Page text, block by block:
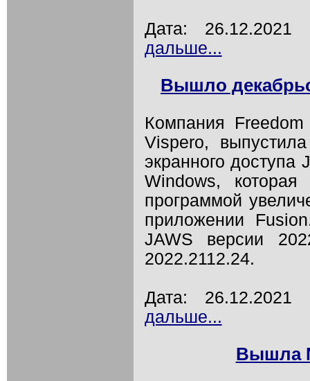
Дата:
дальше...
Вышло
Компания
Vispero,
экранного
Windows,
программой
приложении
JAWS версии
2022.2112.24.
Дата:
дальше...
Вышла